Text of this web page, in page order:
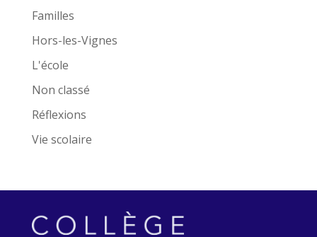
Familles
Hors-les-Vignes
L'école
Non classé
Réflexions
Vie scolaire